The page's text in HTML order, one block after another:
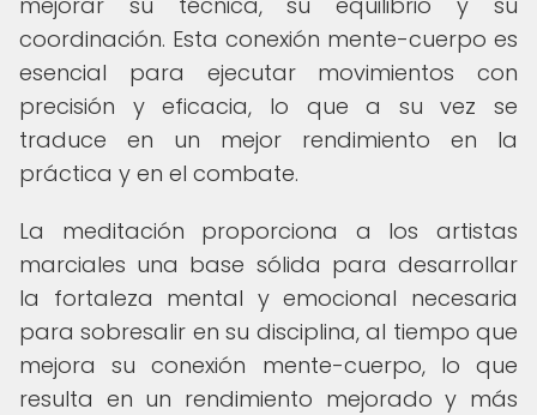
coordinación. Esta conexión mente-cuerpo es
esencial para ejecutar movimientos con
precisión y eficacia, lo que a su vez se
traduce en un mejor rendimiento en la
práctica y en el combate.
La meditación proporciona a los artistas
marciales una base sólida para desarrollar
la fortaleza mental y emocional necesaria
para sobresalir en su disciplina, al tiempo que
mejora su conexión mente-cuerpo, lo que
resulta en un rendimiento mejorado y más